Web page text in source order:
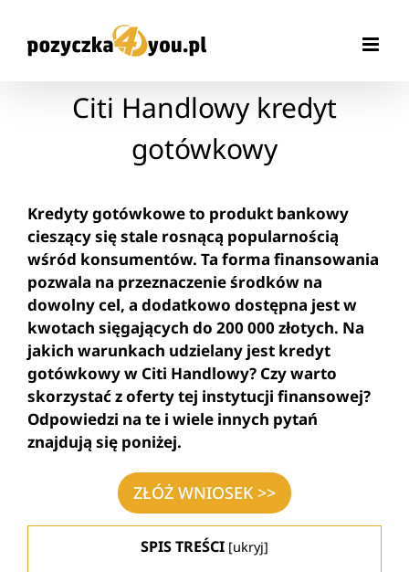
zawartości
Citi Handlowy kredyt
gotówkowy
Kredyty gotówkowe to produkt bankowy
cieszący się stale rosnącą popularnością
wśród konsumentów. Ta forma finansowania
pozwala na przeznaczenie środków na
dowolny cel, a dodatkowo dostępna jest w
kwotach sięgających do 200 000 złotych. Na
jakich warunkach udzielany jest kredyt
gotówkowy w Citi Handlowy? Czy warto
skorzystać z oferty tej instytucji finansowej?
Odpowiedzi na te i wiele innych pytań
znajdują się poniżej.
ZŁÓŻ WNIOSEK >>
SPIS TREŚCI [ukryj]